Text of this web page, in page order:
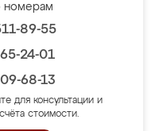
номерам
89-55
24-01
68-13
для консультации и
стоимости.